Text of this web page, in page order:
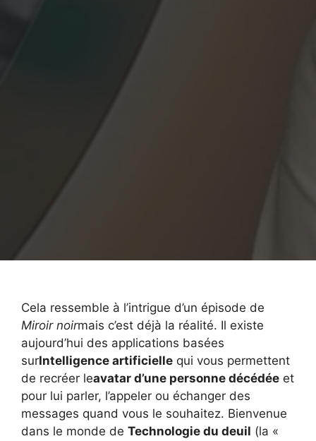
Cela ressemble à l’intrigue d’un épisode de
Miroir noirmais c’est déjà la réalité. Il existe
aujourd’hui des applications basées
surIntelligence artificielle qui vous permettent
de recréer leavatar d’une personne décédée et
pour lui parler, l’appeler ou échanger des
messages quand vous le souhaitez. Bienvenue
dans le monde de Technologie du deuil (la «